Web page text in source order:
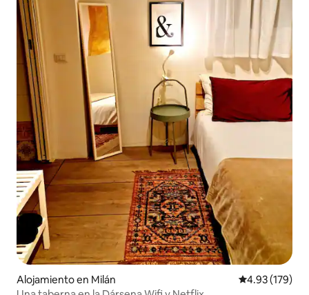
Alojamiento en Milán Calificación
4.93 (179)